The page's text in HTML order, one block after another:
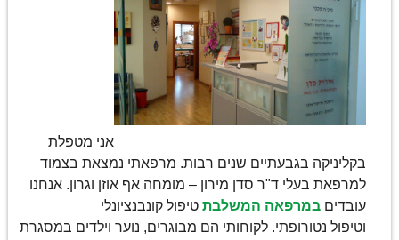
אני מטפלת
בקליניקה בגבעתיים שנים רבות. מרפאתי נמצאת בצמוד
למרפאת בעלי ד"ר סדן מירון – מומחה אף אוזן וגרון. אנחנו
עובדים במרפאה המשלבת טיפול קונבנציונלי
וטיפול נטורופתי. לקוחותי הם מבוגרים, נוער וילדים במסגרת